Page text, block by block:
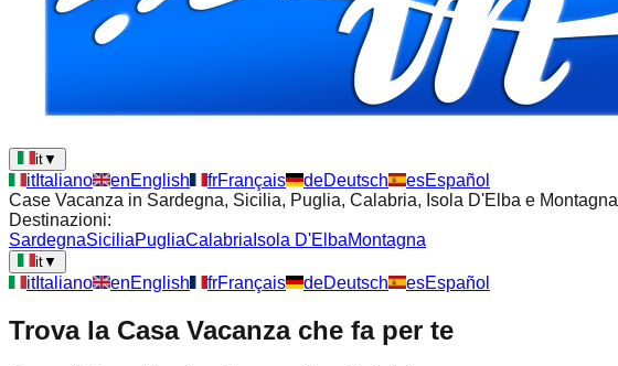
it▼
itItaliano enEnglish frFrançais deDeutsch esEspañol
Case Vacanza in Sardegna, Sicilia, Puglia, Calabria, Isola D'Elba e Montagna
Destinazioni:
SardegnaSiciliaPugliaCalabria Isola D'ElbaMontagna
it▼
itItaliano enEnglish frFrançais deDeutsch esEspañol
Trova la Casa Vacanza che fa per te